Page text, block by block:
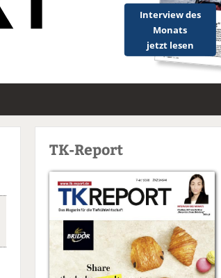
Interview des
Monats
jetzt lesen
TK-Report